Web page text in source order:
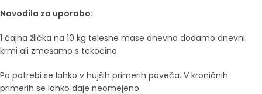
Navodila za uporabo:
1 čajna žlička na 10 kg telesne mase dnevno dodamo dnevni
krmi ali zmešamo s tekočino.
Po potrebi se lahko v hujših primerih poveča. V kroničnih
primerih se lahko daje neomejeno.